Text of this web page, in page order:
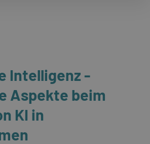
Intelligenz -
Aspekte beim
KI in